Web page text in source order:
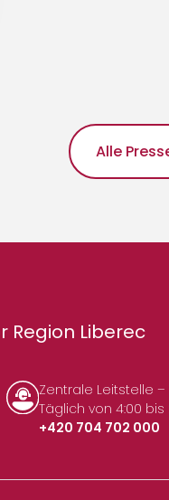
Alle
Region Liberec
Zentrale Leitstelle
Täglich von 4:00 bis
+420 704 702 000